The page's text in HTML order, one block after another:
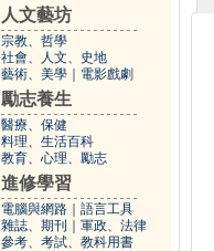
人文藝坊
宗教、哲學
社會、人文、史地
藝術、美學
電影戲劇
勵志養生
醫療、保健
料理、生活百科
教育、心理、勵志
進修學習
電腦與網路
語言工具
雜誌、期刊
軍政、法律
參考、考試、教科用書